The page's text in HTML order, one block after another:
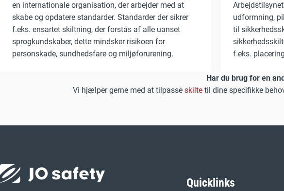
en internationale organisation, der arbejder med at
skabe og opdatere standarder. Standarder der sikrer
f.eks. ensartet skiltning, der forstås af alle uanset
sprogkundskaber, dette mindsker risikoen for
personskade, sundhedsfare og miljøforurening.
udformning,
til
f.eks.
Har du brug for en
Vi hjælper gerne med at tilpasseskilte til dine specifikke
Quicklinks